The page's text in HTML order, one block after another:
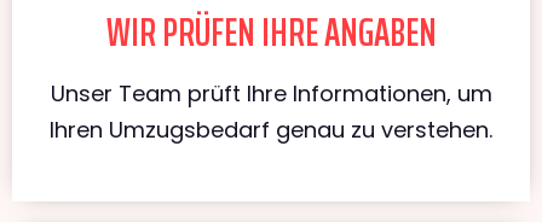
WIR PRÜFEN IHRE ANGABEN
Unser Team prüft Ihre Informationen, um
Ihren Umzugsbedarf genau zu verstehen.